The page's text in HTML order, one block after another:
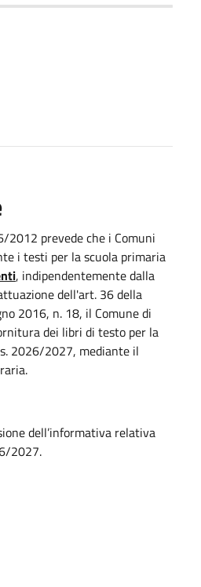
2012 prevede che i Comuni
i testi per la scuola primaria
, indipendentemente dalla
dell'art. 36 della
2016, n. 18, il Comune di
dei libri di testo per la
2026/2027, mediante il
dell’informativa relativa
2027.